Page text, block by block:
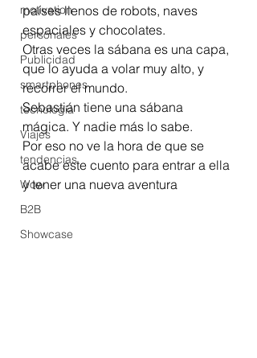
motivation
personales
Publicidad
smartphones
tecnología
Viajes
tendencias
Wow
B2B
Showcase
países llenos de robots, naves
espaciales y chocolates.
Otras veces la sábana es una capa,
que lo ayuda a volar muy alto, y
recorrer el mundo.
Sebastián tiene una sábana
mágica. Y nadie más lo sabe.
Por eso no ve la hora de que se
acabe este cuento para entrar a ella
y tener una nueva aventura